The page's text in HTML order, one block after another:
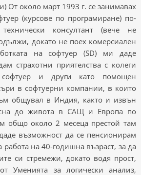
От около март 1993 г. се занимавах
(курсове по програмиране) по-
консултант (вече не
докато не поех комерсиален
на софтуер (SD) ми даде
страхотни приятелства с колеги
софтуер и други като помощен
в софтуерни компании, в които
общувал в Индия, както и извън
до живота в САЩ и Европа по
общо около 2 месеца престой там
възможност да се пенсионирам
на 40-годишна възраст, за да
си стремежи, докато водя прост,
Уменията за логически анализ,